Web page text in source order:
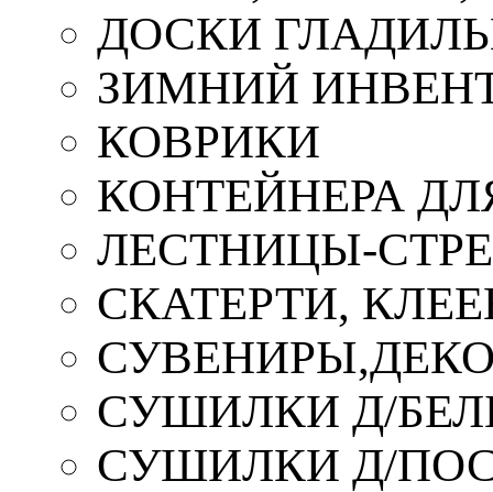
ДОСКИ
ЗИМНИЙ
КОВРИКИ
КОНТЕЙНЕРА
ЛЕСТНИЦЫ-
СКАТЕРТИ,
СУШИЛКИ Д/
СУШИЛКИ Д/